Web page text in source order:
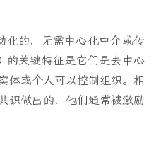
化的，无需中心化中介或传
的关键特征是它们是去中心
体或个人可以控制组织。相
识做出的，他们通常被激励